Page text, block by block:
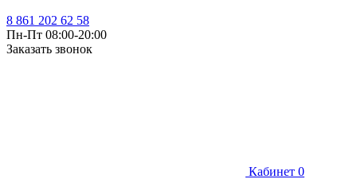
8 861 202 62 58
Пн-Пт 08:00-20:00
Заказать звонок
Кабинет 0